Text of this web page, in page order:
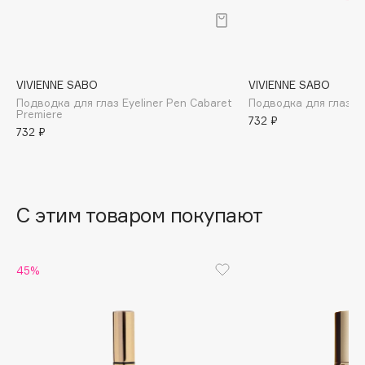
Balmain Hair Couture
Banderas
Basicare
Beauty Pati
Bebble
VIVIENNE SABO
Подводка для глаз Eyeliner Pen Cabaret
Premiere
732 ₽
VIVIENNE SABO
Подводка для глаз
732 ₽
С этим товаром покупают
45%